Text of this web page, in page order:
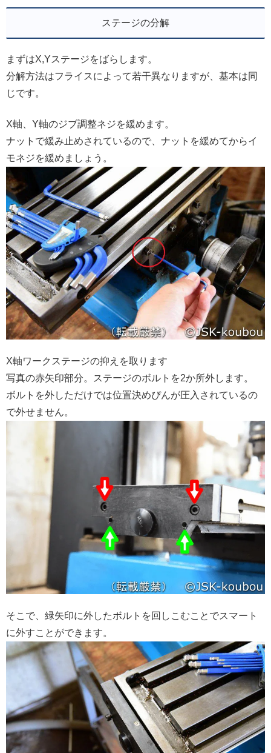
ステージの分解
まずはX,Yステージをばらします。
分解方法はフライスによって若干異なりますが、基本は同
じです。
X軸、Y軸のジブ調整ネジを緩めます。
ナットで緩み止めされているので、ナットを緩めてからイ
モネジを緩めましょう。
X軸ワークステージの抑えを取ります
写真の赤矢印部分。ステージのボルトを2か所外します。
ボルトを外しただけでは位置決めぴんが圧入されているの
で外せません。
そこで、緑矢印に外したボルトを回しこむことでスマート
に外すことができます。